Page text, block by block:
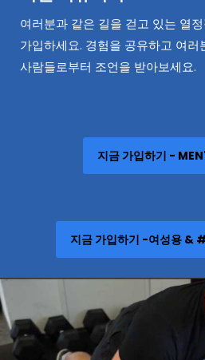
여러분과 같은 길을 걷고 있는 열
가입하세요. 경험을 공유하고 여
사람들로부터 조언을 받아보세요.
지금 가입하기 -
지금 가입하기 -여성용 &